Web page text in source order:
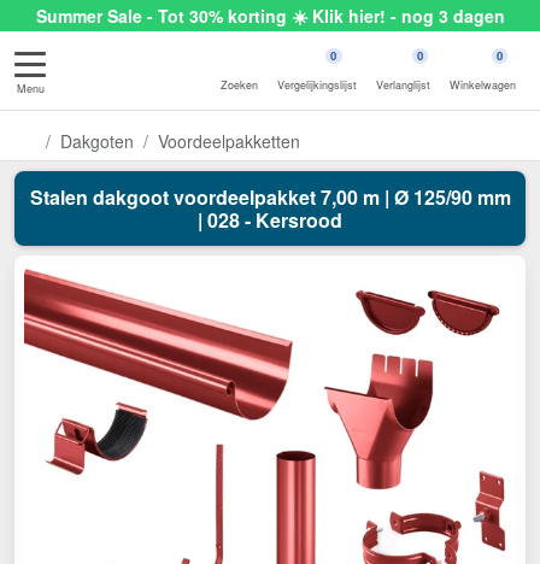
Summer Sale - Tot 30% korting ☀️ Klik hier! - nog 3 dagen
Menu Zoeken
0
Vergelijkingslijst
0
Verlanglijst
0
Winkelwagen
Dakgoten Voordeelpakketten
Stalen dakgoot voordeelpakket 7,00 m | Ø 125/90 mm
| 028 - Kersrood